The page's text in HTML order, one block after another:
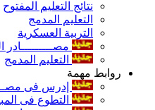
نتائج التعليم المفتوح
التعليم المدمج
التربية العسكرية
مصـــــــــادر
التعليم المدمج
روابط مهمة
إدرس فى
التطوع فى